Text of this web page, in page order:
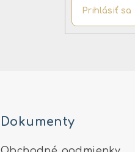
Prihlásiť sa
Dokumenty